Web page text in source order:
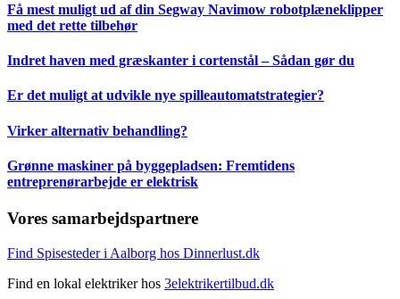
Få mest muligt ud af din Segway Navimow robotplæneklipper
med det rette tilbehør
Indret haven med græskanter i cortenstål – Sådan gør du
Er det muligt at udvikle nye spilleautomatstrategier?
Virker alternativ behandling?
Grønne maskiner på byggepladsen: Fremtidens
entreprenørarbejde er elektrisk
Vores samarbejdspartnere
Find Spisesteder i Aalborg hos Dinnerlust.dk
Find en lokal elektriker hos 3elektrikertilbud.dk